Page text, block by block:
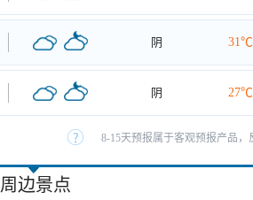
阴 31℃
阴 27℃
8-15天预报属于客观预报产品
周边景点